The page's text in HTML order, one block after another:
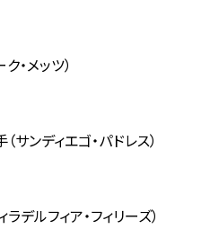
・メッツ）
サンディエゴ・パドレス）
デルフィア・フィリーズ）